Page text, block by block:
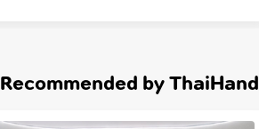
Recommended by ThaiHand